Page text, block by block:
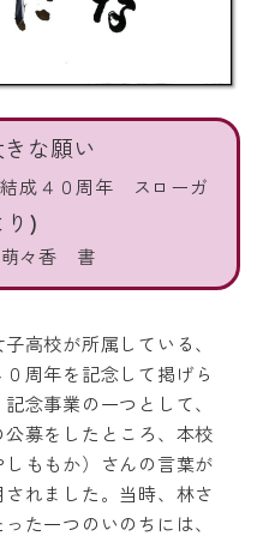
きな願い
成４０周年 スローガ
り)
々香 書
高校が所属している、
周年を記念して掲げら
念事業の一つとして、
募をしたところ、本校
ももか）さんの言葉が
れました。当時、林さ
た一つのいのちには、